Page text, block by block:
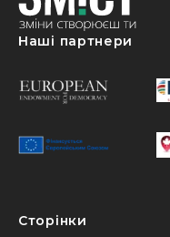
Наші партнери
Сторінки